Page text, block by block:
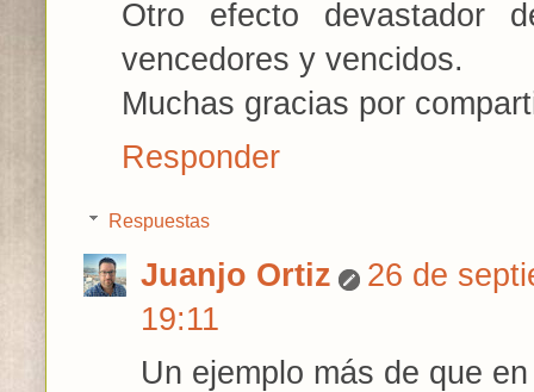
Otro efecto devastador
vencedores y vencidos.
Muchas gracias por
Responder
Respuestas
Juanjo Ortiz
26 de
19:11
Un ejemplo más de que